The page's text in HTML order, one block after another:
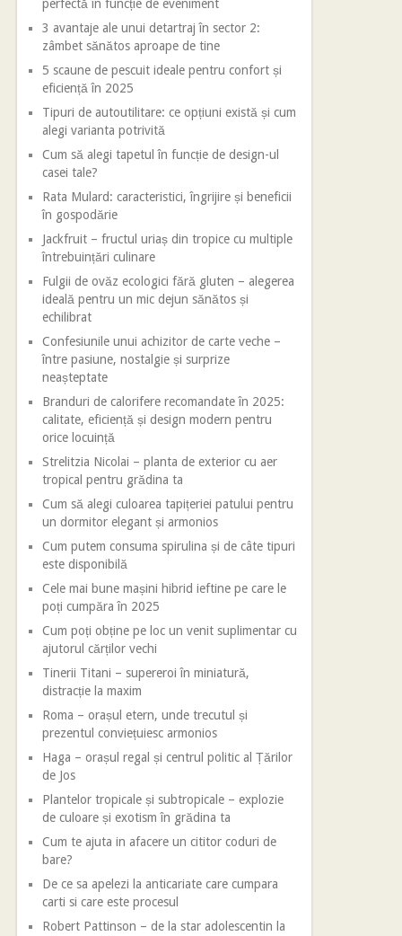
perfectă în funcție de eveniment
3 avantaje ale unui detartraj în sector 2:
zâmbet sănătos aproape de tine
5 scaune de pescuit ideale pentru confort și
eficiență în 2025
Tipuri de autoutilitare: ce opțiuni există și cum
alegi varianta potrivită
Cum să alegi tapetul în funcție de design-ul
casei tale?
Rata Mulard: caracteristici, îngrijire și beneficii
în gospodărie
Jackfruit – fructul uriaș din tropice cu multiple
întrebuințări culinare
Fulgii de ovăz ecologici fără gluten – alegerea
ideală pentru un mic dejun sănătos și
echilibrat
Confesiunile unui achizitor de carte veche –
între pasiune, nostalgie și surprize
neașteptate
Branduri de calorifere recomandate în 2025:
calitate, eficiență și design modern pentru
orice locuință
Strelitzia Nicolai – planta de exterior cu aer
tropical pentru grădina ta
Cum să alegi culoarea tapițeriei patului pentru
un dormitor elegant și armonios
Cum putem consuma spirulina și de câte tipuri
este disponibilă
Cele mai bune mașini hibrid ieftine pe care le
poți cumpăra în 2025
Cum poți obține pe loc un venit suplimentar cu
ajutorul cărților vechi
Tinerii Titani – supereroi în miniatură,
distracție la maxim
Roma – orașul etern, unde trecutul și
prezentul conviețuiesc armonios
Haga – orașul regal și centrul politic al Țărilor
de Jos
Plantelor tropicale și subtropicale – explozie
de culoare și exotism în grădina ta
Cum te ajuta in afacere un cititor coduri de
bare?
De ce sa apelezi la anticariate care cumpara
carti si care este procesul
Robert Pattinson – de la star adolescentin la